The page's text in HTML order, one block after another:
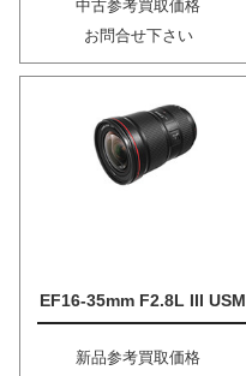
中古参考買取価格
お問合せ下さい
EF16-35mm F2.8L III USM
新品参考買取価格